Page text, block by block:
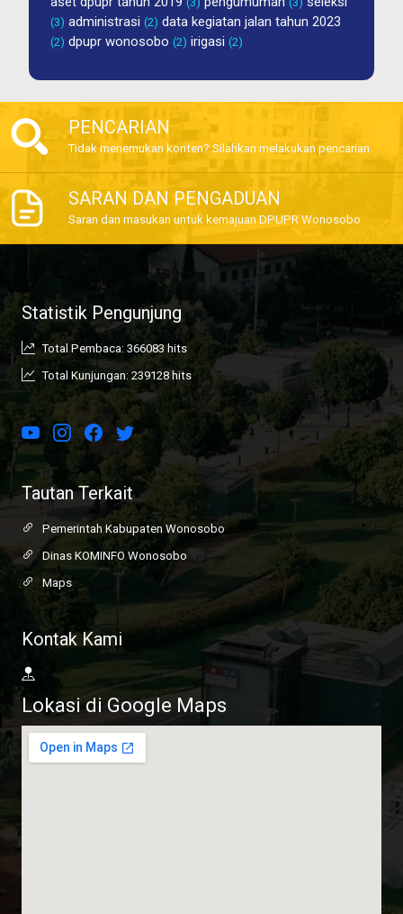
(3) administrasi (2) data kegiatan jalan tahun 2023
(2) dpupr wonosobo (2) irigasi (2)
PENCARIAN
Tidak menemukan konten? Silahkan melakukan pencarian
SARAN DAN PENGADUAN
Saran dan masukan untuk kemajuan DPUPR Wonosobo
Statistik Pengunjung
Total Pembaca: 366083 hits
Total Kunjungan: 239128 hits
Tautan Terkait
Pemerintah Kabupaten Wonosobo
Dinas KOMINFO Wonosobo
Maps
Kontak Kami
Lokasi di Google Maps